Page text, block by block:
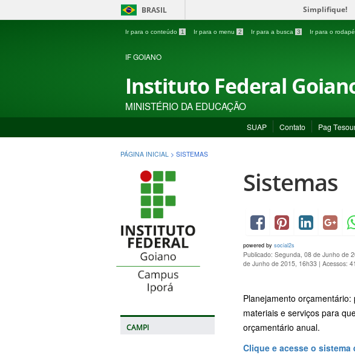
BRASIL Simplifique!
Ir para o conteúdo 1 Ir para o menu 2 Ir para a busca 3 Ir para o rodapé
IF GOIANO
Instituto Federal
MINISTÉRIO DA EDUCAÇÃO
SUAP Contato Pag
PÁGINA INICIAL > SISTEMAS
CAMPI
Sistemas
powered by social2s
Publicado: Segunda, 08 de Junho de
de Junho de 2015, 16h33 | Acessos:
Planejamento
materiais e serviços para
orçamentário anual.
Clique e acesse o